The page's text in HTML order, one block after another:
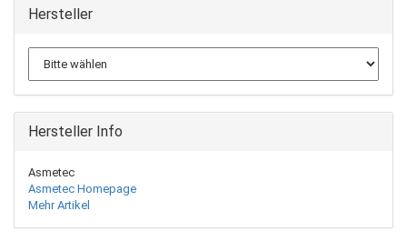
Hersteller
Hersteller Info
Asmetec
Asmetec Homepage
Mehr Artikel